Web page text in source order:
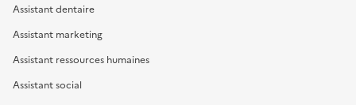
Assistant dentaire
Assistant marketing
Assistant ressources humaines
Assistant social